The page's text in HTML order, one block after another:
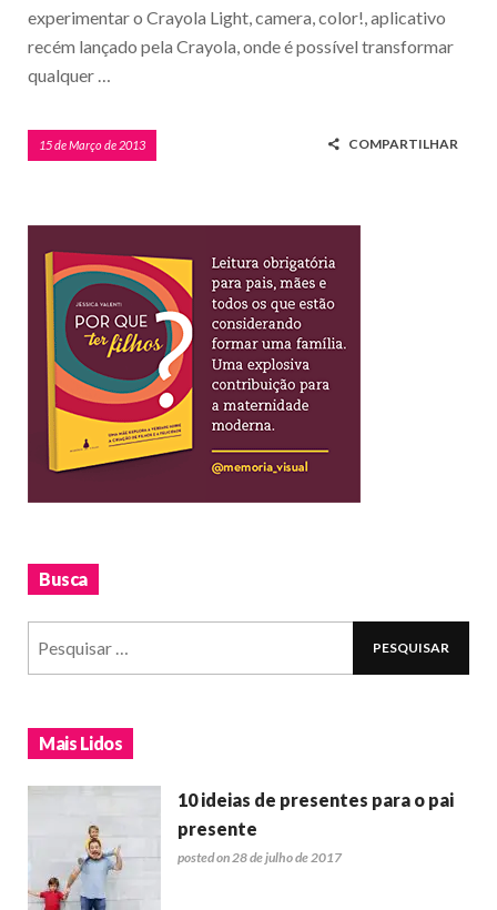
experimentar o Crayola Light, camera, color!, aplicativo
recém lançado pela Crayola, onde é possível transformar
qualquer …
15 de Março de 2013 COMPARTILHAR
Busca
Mais Lidos
10 ideias de presentes para o pai
presente
posted on 28 de julho de 2017